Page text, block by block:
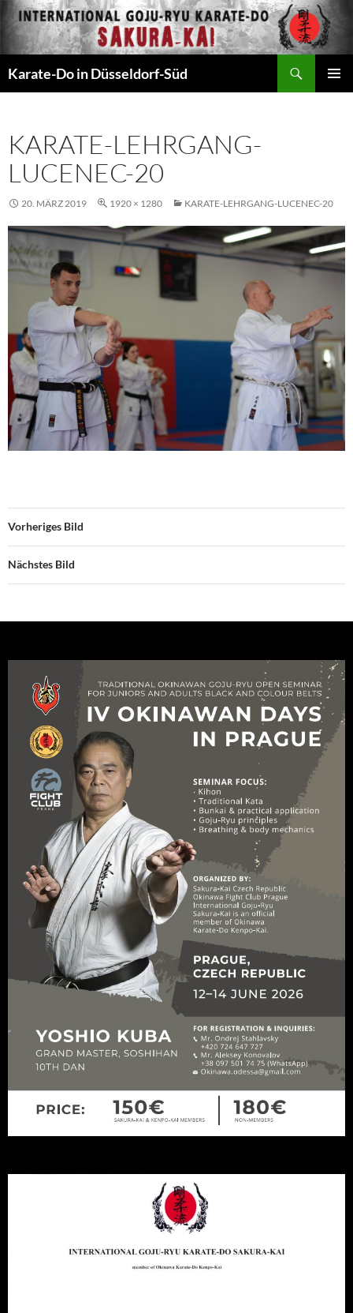
Zum
Inhalt
springen
Karate-Do in Düsseldorf-Süd
KARATE-LEHRGANG-
LUCENEC-20
20. MÄRZ 2019 1920 × 1280 KARATE-LEHRGANG-LUCENEC-20
Vorheriges Bild
Nächstes Bild